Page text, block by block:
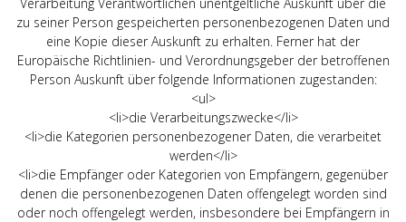
zu seiner Person gespeicherten personenbezogenen Daten und
eine Kopie dieser Auskunft zu erhalten. Ferner hat der
Europäische Richtlinien- und Verordnungsgeber der betroffenen
Person Auskunft über folgende Informationen zugestanden:
<ul>
<li>die Verarbeitungszwecke</li>
<li>die Kategorien personenbezogener Daten, die verarbeitet
werden</li>
<li>die Empfänger oder Kategorien von Empfängern, gegenüber
denen die personenbezogenen Daten offengelegt worden sind
oder noch offengelegt werden, insbesondere bei Empfängern in